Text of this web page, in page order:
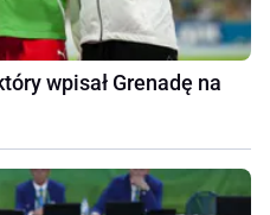
wpisał Grenadę na